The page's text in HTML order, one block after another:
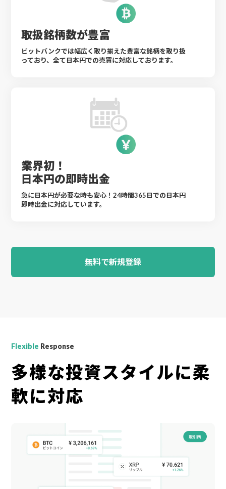
取扱銘柄数が豊富
ビットバンクでは幅広く取り揃えた豊富な銘柄を取り扱
っており、全て日本円での売買に対応しております。
業界初！
日本円の即時出金
急に日本円が必要な時も安心！24時間365日での日本円
即時出金に対応しています。
無料で新規登録
Flexible Response
多様な投資スタイルに柔
軟に対応